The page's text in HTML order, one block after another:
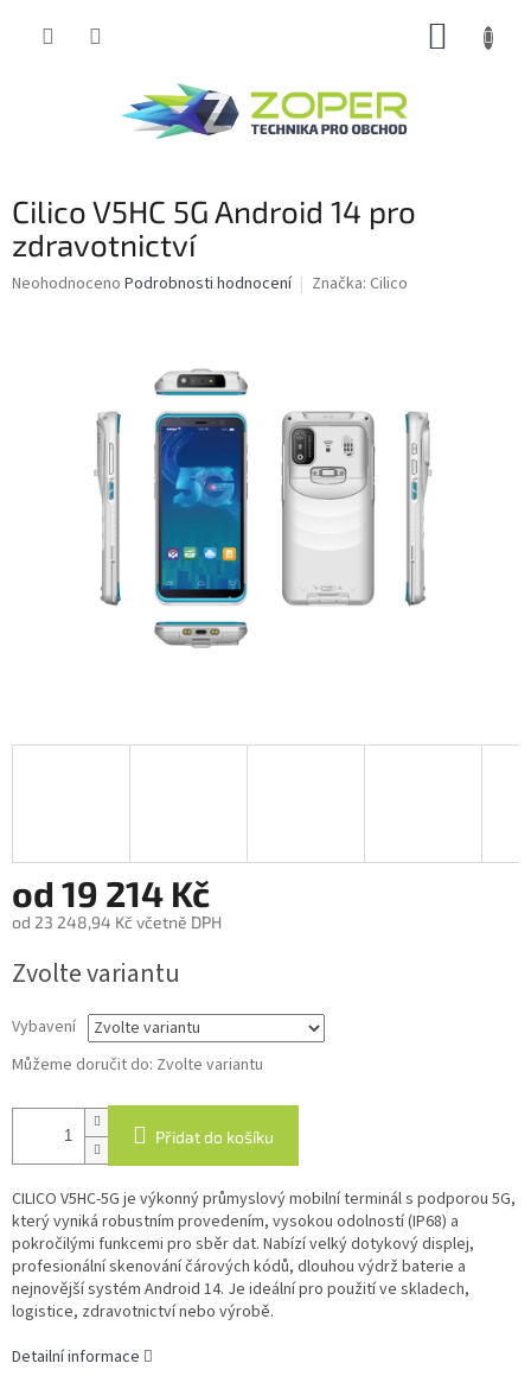
Cilico V5HC 5G Android 14 pro
zdravotnictví
Průměrné
Neohodnoceno Podrobnosti hodnocení Značka: Cilico
od 19 214 Kč
od 23 248,94 Kč včetně DPH
cena:
Zvolte variantu
Vybavení
Můžeme doručit do: Zvolte variantu
Přidat do košíku
CILICO V5HC-5G je výkonný průmyslový mobilní terminál s podporou 5G,
který vyniká robustním provedením, vysokou odolností (IP68) a
pokročilými funkcemi pro sběr dat. Nabízí velký dotykový displej,
profesionální skenování čárových kódů, dlouhou výdrž baterie a
nejnovější systém Android 14. Je ideální pro použití ve skladech,
logistice, zdravotnictví nebo výrobě.
Detailní informace